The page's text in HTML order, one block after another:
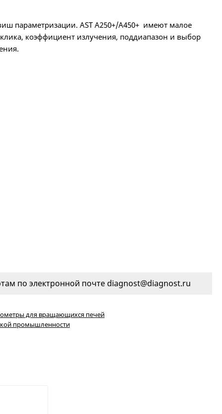
параметризации. AST A250+/A450+ имеют малое
коэффициент излучения, поддиапазон и выбор
по электронной почте diagnost@diagnost.ru
для вращающихся печей
промышленности